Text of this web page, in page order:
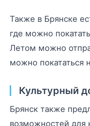
Также в Брянске
где можно
Летом можно
можно покататься
Культурный
Брянск также
возможностей для